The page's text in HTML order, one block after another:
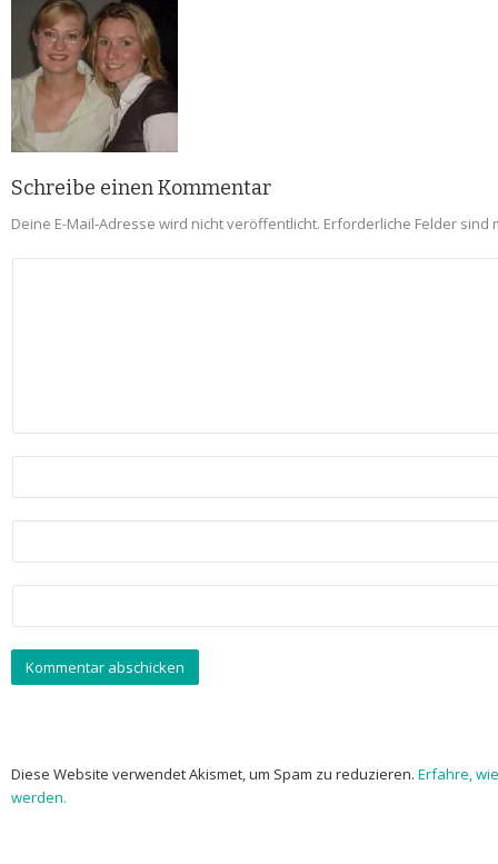
Schreibe einen Kommentar
Deine E-Mail-Adresse wird nicht veröffentlicht. Erforderliche Felder sind
Diese Website verwendet Akismet, um Spam zu reduzieren. Erfahre,
werden.